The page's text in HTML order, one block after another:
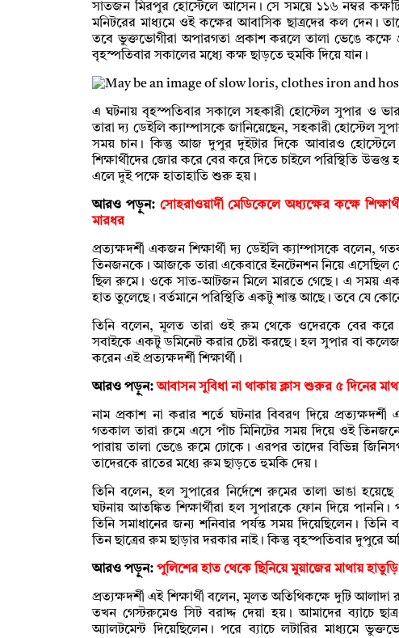
সাতজন মিরপুর হোস্টেলে আসেন। সে সময়ে ১১৬ নম্বর
মনিটরের মাধ্যমে ওই কক্ষের আবাসিক ছাত্রদের কল দেন।
তবে ভুক্তভোগীরা অপারগতা প্রকাশ করলে তালা ভেঙে কক্ষে
বৃহস্পতিবার সকালের মধ্যে কক্ষ ছাড়তে হুমকি দিয়ে যান।
এ ঘটনায় বৃহস্পতিবার সকালে সহকারী হোস্টেল সুপার ও
তারা দ্য ডেইলি ক্যাম্পাসকে জানিয়েছেন, সহকারী হোস্টেল
সময় চান। কিন্তু আজ দুপুর দুইটার দিকে আবারও
শিক্ষার্থীদের জোর করে বের করে দিতে চাইলে পরিস্থিতি
এলে দুই পক্ষে হাতাহাতি শুরু হয়।
আরও পড়ুন: সোহরাওয়ার্দী মেডিকেলে অধ্যক্ষের কক্ষে
মারধর
প্রত্যক্ষদর্শী একজন শিক্ষার্থী দ্য ডেইলি ক্যাম্পাসকে বলেন,
তিনজনকে। আজকে তারা একেবারে ইনটেনশন নিয়ে
ছিল রুমে। ওকে সাত-আটজন মিলে মারতে গেছে। এ সময়
হাত তুলেছে। বর্তমানে পরিস্থিতি একটু শান্ত আছে। তবে যে
তিনি বলেন, মূলত তারা ওই রুম থেকে ওদেরকে বের করে
সবাইকে একটু ডমিনেট করার চেষ্টা করছে। হল সুপার বা
করেন এই প্রত্যক্ষদর্শী শিক্ষার্থী।
আরও পড়ুন:আবাসন সুবিধা না থাকায় ক্লাস শুরুর ৫ দিনের
নাম প্রকাশ না করার শর্তে ঘটনার বিবরণ দিয়ে
গতকাল তারা রুমে এসে পাঁচ মিনিটের সময় দিয়ে ওই
পারায় তালা ভেঙে রুমে ঢোকে। এরপর তাদের বিভিন্ন
তাদেরকে রাতের মধ্যে রুম ছাড়তে হুমকি দেয়।
তিনি বলেন, হল সুপারের নির্দেশে রুমের তালা ভাঙা
ঘটনায় আতঙ্কিত শিক্ষার্থীরা হল সুপারকে ফোন দিয়ে
তিনি সমাধানের জন্য শনিবার পর্যন্ত সময় দিয়েছিলেন।
তিন ছাত্রের রুম ছাড়ার দরকার নাই। কিন্তু বৃহস্পতিবার
আরও পড়ুন: পুলিশের হাত থেকে ছিনিয়ে মুয়াজের মাথায়
প্রত্যক্ষদর্শী এই শিক্ষার্থী বলেন, মূলত অতিথিকক্ষে দুটি
তখন গেস্টরুমেও সিট বরাদ্দ দেয়া হয়। আমাদের ব্যাচে
অ্যালটমেন্ট দিয়েছিলেন। পরে ব্যাচে লটারির মাধ্যমে